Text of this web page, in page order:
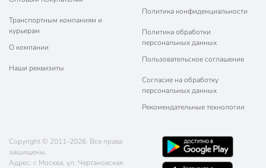
Габариты упаковки
Транспортным компаниям и
курьерам
О компании
Наши реквизиты
Политика конфиденциальности
Политика обработки
персональных данных
Пользовательское соглашение
Согласие на обработку
персональных данных
Рекомендательные технологии
Copyright © 2011-2026. Все права
защищены.
Адрес: г. Москва, ул. Чертановская